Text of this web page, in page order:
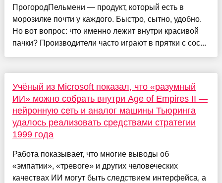
ПрогородПельмени — продукт, который есть в
морозилке почти у каждого. Быстро, сытно, удобно.
Но вот вопрос: что именно лежит внутри красивой
пачки? Производители часто играют в прятки с сос...
Учёный из Microsoft показал, что «разумный
ИИ» можно собрать внутри Age of Empires II —
нейронную сеть и аналог машины Тьюринга
удалось реализовать средствами стратегии
1999 года
Работа показывает, что многие выводы об
«эмпатии», «тревоге» и других человеческих
качествах ИИ могут быть следствием интерфейса, а